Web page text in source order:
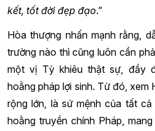
kết, tốt đời đẹp đạo.”
Hòa thượng nhấn mạnh rằng,
trường nào thì cũng luôn cần
một vị Tỳ khiêu thật sự, đầy
hoằng pháp lợi sinh. Từ đó, xem
rộng lớn, là sứ mệnh của tất
hoằng truyền chính Pháp,